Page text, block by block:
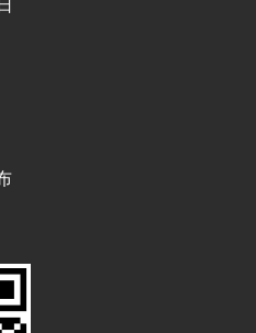
解決方案
Easy Solutions for Samsung
OpenAI的API服
Services, But Not
機車鑰匙脫落吧
Motorcycle Key From Falling